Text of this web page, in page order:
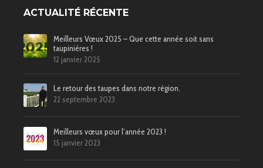
ACTUALITÉ RÉCENTE
Meilleurs Vœux 2025 – Que cette année soit sans
taupinières !
12 janvier 2025
Le retour des taupes dans notre région.
22 septembre 2023
Meilleurs vœux pour l’année 2023 !
15 janvier 2023